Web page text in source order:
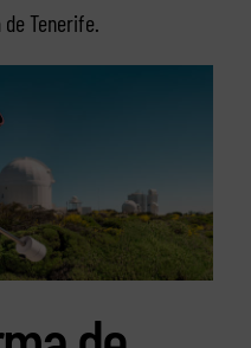
Tenerife.